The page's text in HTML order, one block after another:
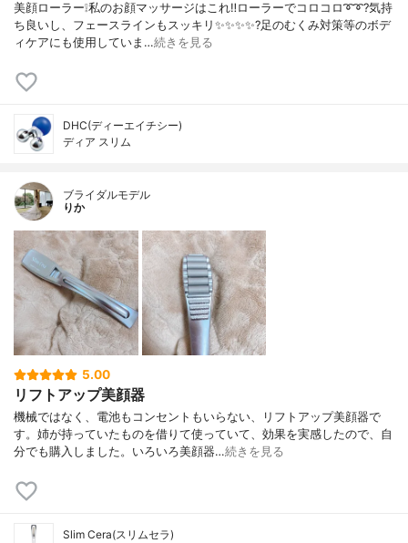
美顔ローラー❕私のお顔マッサージはこれ‼️ローラーでコロコロ➰➰?️気持
ち良いし、フェースラインもスッキリ✨✨✨✨?足のむくみ対策等のボデ
ィケアにも使用していま…続きを見る
DHC(ディーエイチシー)
ディア スリム
ブライダルモデル
りか
5.00
リフトアップ美顔器
機械ではなく、電池もコンセントもいらない、リフトアップ美顔器で
す。姉が持っていたものを借りて使っていて、効果を実感したので、自
分でも購入しました。いろいろ美顔器…続きを見る
Slim Cera(スリムセラ)